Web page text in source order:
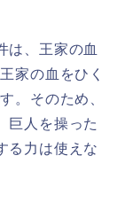
は、王家の血
家の血をひく
。そのため、
巨人を操った
る力は使えな